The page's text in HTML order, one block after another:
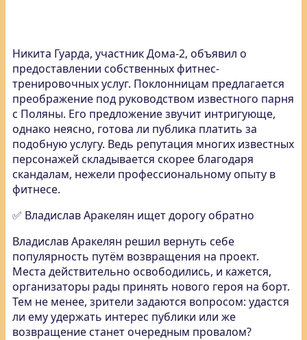
Никита Гуарда, участник Дома-2, объявил о
предоставлении собственных фитнес-
тренировочных услуг. Поклонницам предлагается
преображение под руководством известного парня
с Поляны. Его предложение звучит интригующе,
однако неясно, готова ли публика платить за
подобную услугу. Ведь репутация многих известных
персонажей складывается скорее благодаря
скандалам, нежели профессиональному опыту в
фитнесе.
✅ Владислав Аракелян ищет дорогу обратно
Владислав Аракелян решил вернуть себе
популярность путём возвращения на проект.
Места действительно освободились, и кажется,
организаторы рады принять нового героя на борт.
Тем не менее, зрители задаются вопросом: удастся
ли ему удержать интерес публики или же
возвращение станет очередным провалом?